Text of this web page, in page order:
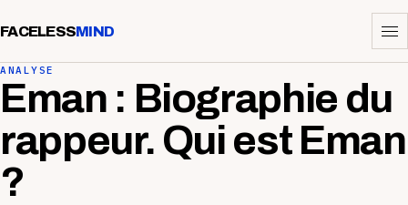
FACELESSMIND
ANALYSE
Eman : Biographie du
rappeur. Qui est Eman
?